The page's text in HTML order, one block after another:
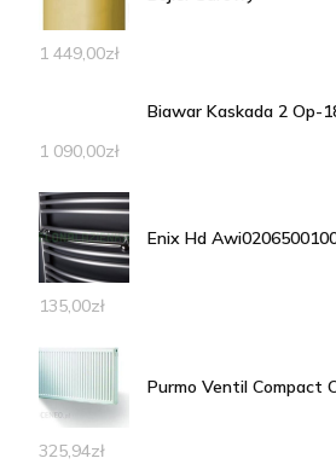
1 449,00zł
Biawar Kaskada 2 Op-
1 090,00zł
Enix Hd
135,00zł
Purmo Ventil Compact
325,94zł